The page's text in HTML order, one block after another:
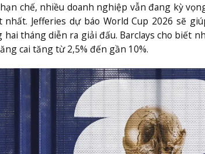
chế, nhiều doanh nghiệp vẫn đang kỳ
Jefferies dự báo World Cup 2026 sẽ
tháng diễn ra giải đấu. Barclays cho biết
cai tăng từ 2,5% đến gần 10%.